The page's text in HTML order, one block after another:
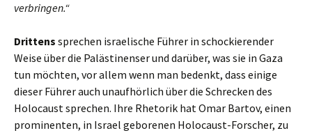
verbringen.“
Drittens sprechen israelische Führer in schockierender
Weise über die Palästinenser und darüber, was sie in Gaza
tun möchten, vor allem wenn man bedenkt, dass einige
dieser Führer auch unaufhörlich über die Schrecken des
Holocaust sprechen. Ihre Rhetorik hat Omar Bartov, einen
prominenten, in Israel geborenen Holocaust-Forscher, zu